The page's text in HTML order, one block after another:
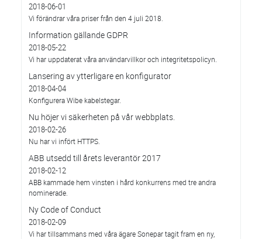
2018-06-01
Vi förändrar våra priser från den 4 juli 2018.
Information gällande GDPR
2018-05-22
Vi har uppdaterat våra användarvillkor och integritetspolicyn.
Lansering av ytterligare en konfigurator
2018-04-04
Konfigurera Wibe kabelstegar.
Nu höjer vi säkerheten på vår webbplats.
2018-02-26
Nu har vi infört HTTPS.
ABB utsedd till årets leverantör 2017
2018-02-12
ABB kammade hem vinsten i hård konkurrens med tre andra
nominerade.
Ny Code of Conduct
2018-02-09
Vi har tillsammans med våra ägare Sonepar tagit fram en ny,